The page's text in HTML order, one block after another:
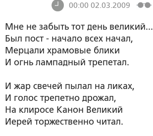
00:00 02.03.2009
Мне не забыть тот день великий...
Был пост - начало всех начал,
Мерцали храмовые блики
И огнь лампадный трепетал.
И жар свечей пылал на ликах,
И голос трепетно дрожал,
На клиросе Канон Великий
Иерей торжественно читал.